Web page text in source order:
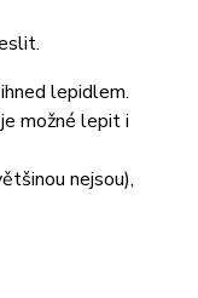
lepidlem.
možné lepit i
nejsou),